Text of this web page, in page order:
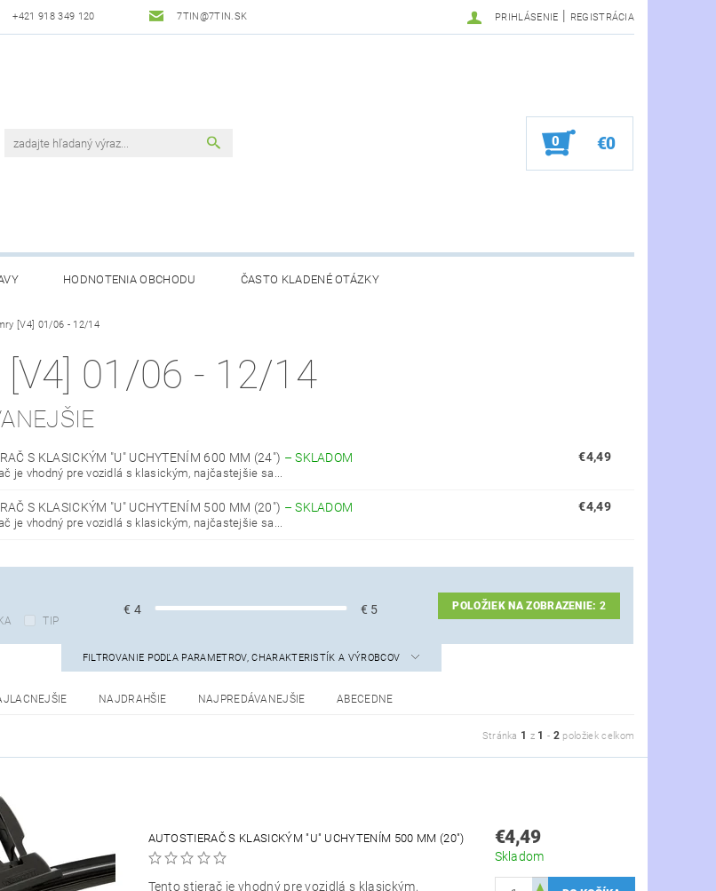
+421 918 349 120 7TIN@7TIN.SK PRIHLÁSENIE | REGISTRÁCIA
0 €0
HODNOTENIA OBCHODU ČASTO KLADENÉ OTÁZKY
[V4] 01/06 - 12/14
[V4] 01/06 - 12/14
S KLASICKÝM "U" UCHYTENÍM 600 MM (24") –SKLADOM
je vhodný pre vozidlá s klasickým, najčastejšie sa...
€4,49
S KLASICKÝM "U" UCHYTENÍM 500 MM (20") –SKLADOM
je vhodný pre vozidlá s klasickým, najčastejšie sa...
€4,49
TIP
€ 4 € 5 POLOŽIEK NA ZOBRAZENIE:2
FILTROVANIE PODĽA PARAMETROV, CHARAKTERISTÍK A VÝROBCOV
NAJDRAHŠIE NAJPREDÁVANEJŠIE ABECEDNE
Stránka 1 z 1 - 2 položiek celkom
AUTOSTIERAČ S KLASICKÝM "U" UCHYTENÍM 500 MM (20")
Tento stierač je vhodný pre vozidlá s klasickým,
€4,49
Skladom